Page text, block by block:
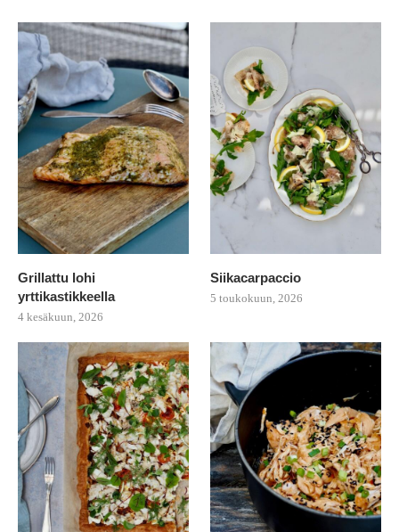
Grillattu lohi
yrttikastikkeella
4 kesäkuun, 2026
Siikacarpaccio
5 toukokuun, 2026